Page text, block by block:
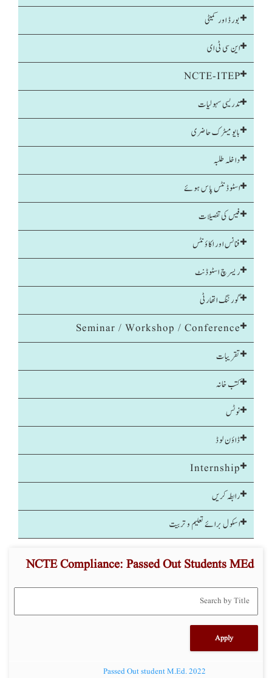
بورڈ اور کمیٹی
این سی ٹی ای
NCTE-ITEP
تدریسی سہولیات
بایومیٹرک حاضری
داخلہ طلبہ
اسٹوڈنٹس پاس ہوئے
فیس کی تفصیلات
فنانس اور اکاؤنٹس
ریسرچ اسٹوڈنٹ
گورننگ اتھارٹی
Seminar / Workshop / Conference
تقریبات
کتب خانہ
نوٹس
ڈاؤن لوڈ
Internship
رابطہ کریں
اسکول برائے تعلیم و تربیت
NCTE Compliance: Passed Out Students MEd
Passed Out student M.Ed. 2022